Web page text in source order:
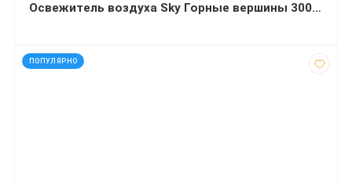
Освежитель воздуха Sky Горные вершины 300 миллилитров
ПОПУЛЯРНО
код: 41328